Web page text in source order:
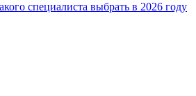
специалиста выбрать в 2026 году